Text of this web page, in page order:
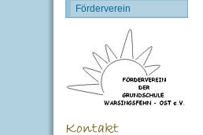
Förderverein